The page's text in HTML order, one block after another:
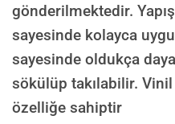
gönderilmektedir.
sayesinde kolayca
sayesinde oldukça
sökülüp takılabilir.
özelliğe sahiptir